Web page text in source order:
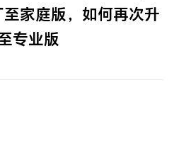
家庭版，如何再次升
专业版